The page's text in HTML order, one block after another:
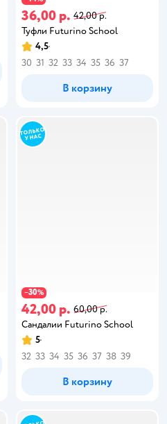
36,00 р. 42,00 р.
Туфли Futurino School
4,5
30 31 32 33 34 35 36 37
В корзину
−30%
42,00 р. 60,00 р.
Сандалии Futurino School
5
32 33 34 35 36 37 38 39
В корзину